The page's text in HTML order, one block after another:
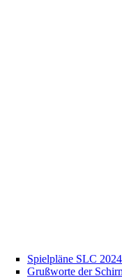
Spielpläne SLC 2024
Grußworte der